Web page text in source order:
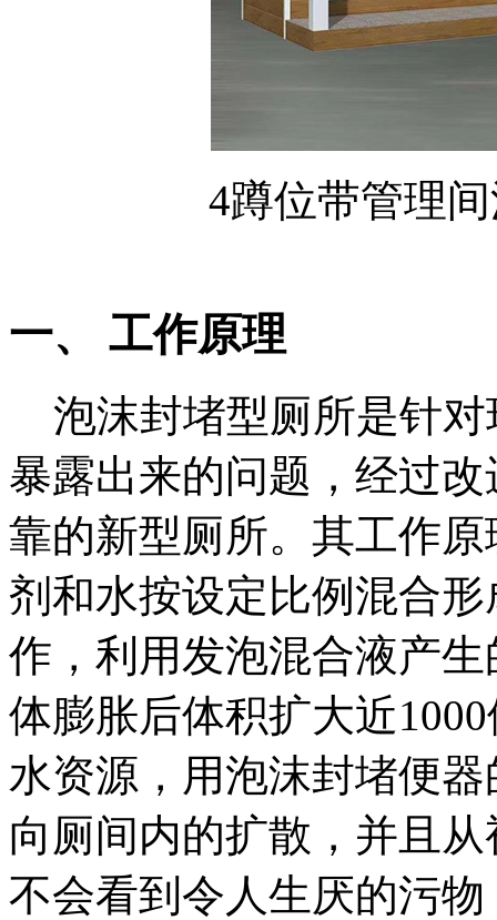
4蹲位带管理
一、 工作原理
泡沫封堵型厕所是针对
暴露出来的问题，经过
靠的新型厕所。其工作
剂和水按设定比例混合
作，利用发泡混合液产
体膨胀后体积扩大近
水资源，用泡沫封堵便
向厕间内的扩散，并且
不会看到令人生厌的污